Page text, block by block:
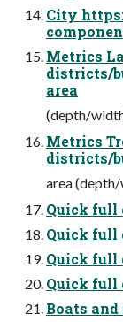
City
Metrics
districts/
area
(depth/
Metrics
districts/
area
Quick full
Quick full
Quick full
Quick full
Boats